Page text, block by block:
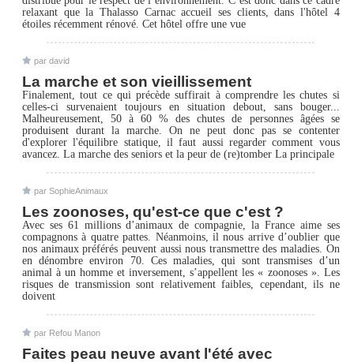
relaxant que la Thalasso Carnac accueil ses clients, dans l'hôtel 4
étoiles récemment rénové. Cet hôtel offre une vue
par david
La marche et son vieillissement
Finalement, tout ce qui précède suffirait à comprendre les chutes si
celles-ci survenaient toujours en situation debout, sans bouger...
Malheureusement, 50 à 60 % des chutes de personnes âgées se
produisent durant la marche. On ne peut donc pas se contenter
d'explorer l'équilibre statique, il faut aussi regarder comment vous
avancez. La marche des seniors et la peur de (re)tomber La principale
par SophieAnimaux
Les zoonoses, qu'est-ce que c'est ?
Avec ses 61 millions d’animaux de compagnie, la France aime ses
compagnons à quatre pattes. Néanmoins, il nous arrive d’oublier que
nos animaux préférés peuvent aussi nous transmettre des maladies. On
en dénombre environ 70. Ces maladies, qui sont transmises d’un
animal à un homme et inversement, s’appellent les « zoonoses ». Les
risques de transmission sont relativement faibles, cependant, ils ne
doivent
par Refou Manon
Faites peau neuve avant l'été avec